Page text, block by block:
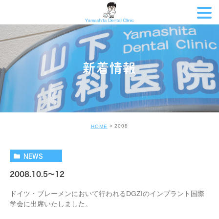
新着情報
HOME 2008
NEWS
2008.10.5～12
ドイツ・ブレーメンにおいて行われるDGZIのインプラント国際
学会に出席いたしました。